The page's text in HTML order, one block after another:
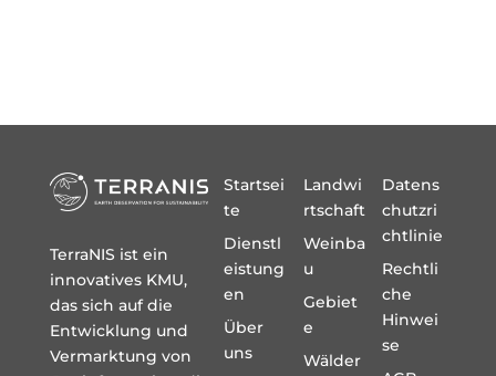
TerraNIS ist ein
innovatives KMU,
das sich auf die
Entwicklung und
Vermarktung von
Startsei
te
Dienstl
eistung
en
Über
uns
Landwi
rtschaft
Weinba
u
Gebiet
e
Wälder
Datens
chutzri
chtlinie
Rechtli
che
Hinwei
se